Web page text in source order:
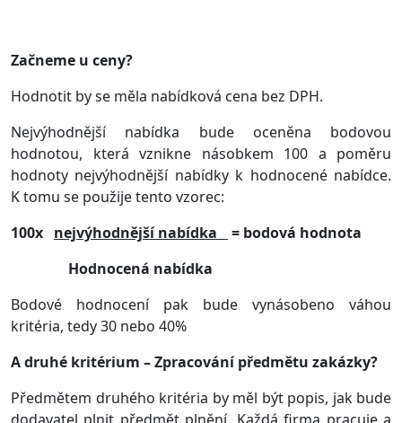
Začneme u ceny?
Hodnotit by se měla nabídková cena bez DPH.
Nejvýhodnější nabídka bude oceněna bodovou
hodnotou, která vznikne násobkem 100 a poměru
hodnoty nejvýhodnější nabídky k hodnocené nabídce.
K tomu se použije tento vzorec:
100x nejvýhodnější nabídka
= bodová hodnota
Hodnocená nabídka
Bodové hodnocení pak bude vynásobeno váhou
kritéria, tedy 30 nebo 40%
A druhé kritérium – Zpracování předmětu zakázky?
Předmětem druhého kritéria by měl být popis, jak bude